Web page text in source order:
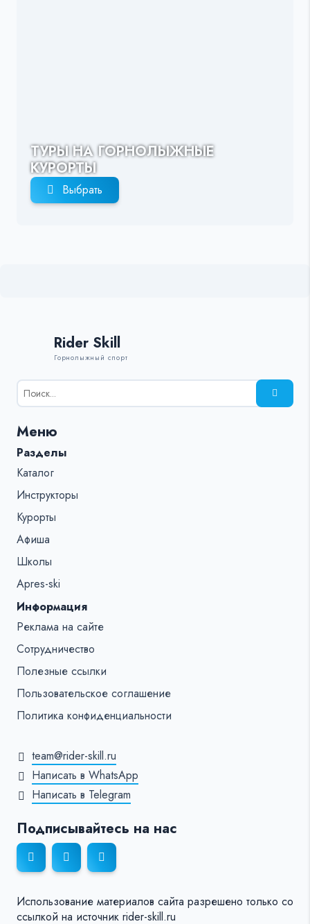
ТУРЫ НА ГОРНОЛЫЖНЫЕ
КУРОРТЫ
Выбрать
Rider Skill
Горнолыжный спорт
Результаты
поиска
%s:
Меню
Разделы
Каталог
Инструкторы
Курорты
Афиша
Школы
Apres-ski
Информация
Реклама на сайте
Сотрудничество
Полезные ссылки
Пользовательское соглашение
Политика конфиденциальности
team@rider-skill.ru
Написать в WhatsApp
Написать в Telegram
Подписывайтесь на нас
Использование материалов сайта разрешено только со
ссылкой на источник rider-skill.ru